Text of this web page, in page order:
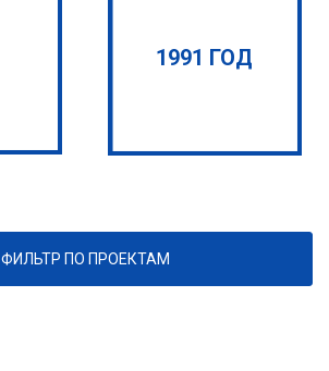
1991 ГОД
ФИЛЬТР ПО ПРОЕКТАМ